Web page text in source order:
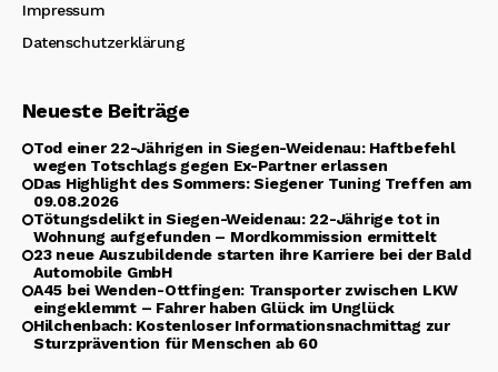
Impressum
Datenschutzerklärung
Neueste Beiträge
Tod einer 22-Jährigen in Siegen-Weidenau: Haftbefehl
wegen Totschlags gegen Ex-Partner erlassen
Das Highlight des Sommers: Siegener Tuning Treffen am
09.08.2026
Tötungsdelikt in Siegen-Weidenau: 22-Jährige tot in
Wohnung aufgefunden – Mordkommission ermittelt
23 neue Auszubildende starten ihre Karriere bei der Bald
Automobile GmbH
A45 bei Wenden-Ottfingen: Transporter zwischen LKW
eingeklemmt – Fahrer haben Glück im Unglück
Hilchenbach: Kostenloser Informationsnachmittag zur
Sturzprävention für Menschen ab 60